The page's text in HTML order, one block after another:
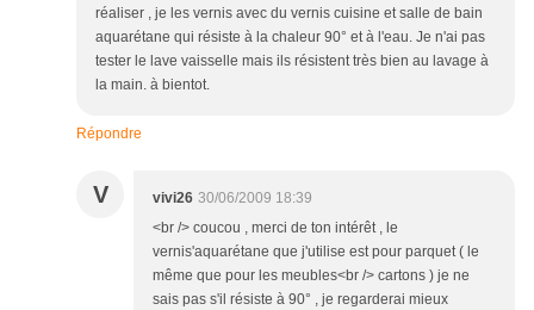
réaliser , je les vernis avec du vernis cuisine et salle de bain
aquarétane qui résiste à la chaleur 90° et à l'eau. Je n'ai pas
tester le lave vaisselle mais ils résistent très bien au lavage à
la main. à bientot.
Répondre
V vivi26 30/06/2009 18:39
<br /> coucou , merci de ton intérêt , le
vernis'aquarétane que j'utilise est pour parquet ( le
même que pour les meubles<br /> cartons ) je ne
sais pas s'il résiste à 90° , je regarderai mieux